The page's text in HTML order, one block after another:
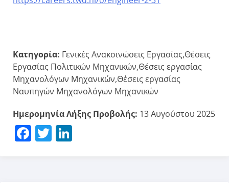
Κατηγορία: Γενικές Ανακοινώσεις Εργασίας,Θέσεις
Εργασίας Πολιτικών Μηχανικών,Θέσεις εργασίας
Μηχανολόγων Μηχανικών,Θέσεις εργασίας
Ναυπηγών Μηχανολόγων Μηχανικών
Ημερομηνία Λήξης Προβολής: 13 Αυγούστου 2025
Facebook
Twitter